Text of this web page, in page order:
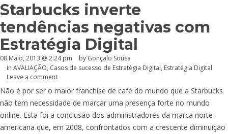
Starbucks inverte
tendências negativas com
Estratégia Digital
08 Maio, 2013 @ 2:24 pm by Gonçalo Sousa
in AVALIAÇÃO, Casos de sucesso de Estratégia Digital, Estratégia Digital
Leave a comment
Não é por ser o maior franchise de café do mundo que a Starbucks
não tem necessidade de marcar uma presença forte no mundo
online. Esta foi a conclusão dos administradores da marca norte-
americana que, em 2008, confrontados com a crescente diminuição